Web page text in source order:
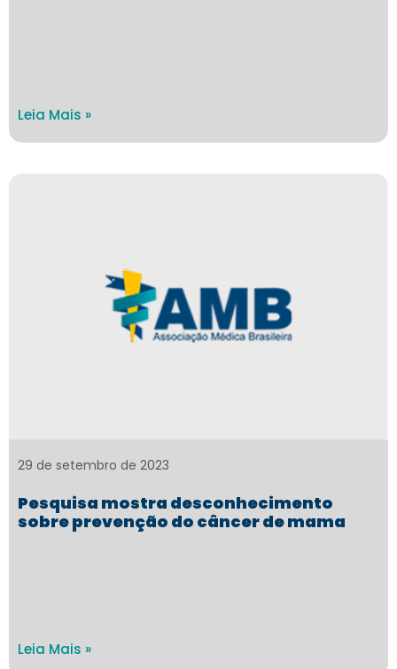
Leia Mais »
Pesquisa mostra desconhecimento
sobre prevenção do câncer de mama
29 de setembro de 2023
Leia Mais »